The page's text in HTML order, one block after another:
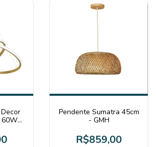
60W
Pendente Sumatra 45cm
- GMH
R$859,00